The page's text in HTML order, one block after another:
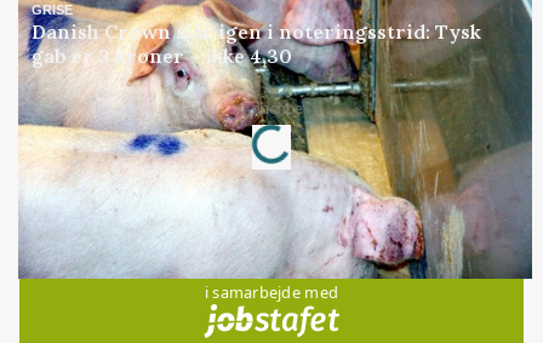
GRISE
Danish Crown slår igen i noteringsstrid: Tysk
gab er 3 kroner – ikke 4,30
Annonce
Loading...
Jobs
i samarbejde med